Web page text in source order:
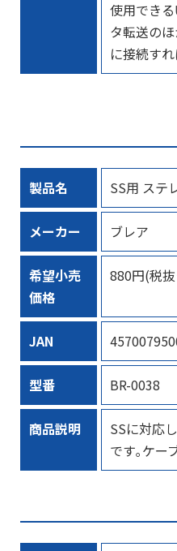
使用でき
タ転送の
に接続すれ
製品名 SS用 ステ
メーカー ブレア
希望小売
価格
880円(税
JAN
型番 BR-0038
商品説明
SSに対応
です｡ケー